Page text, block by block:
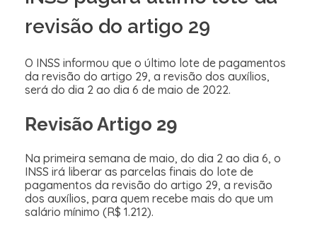
revisão do artigo 29
O INSS informou que o último lote de pagamentos
da revisão do artigo 29, a revisão dos auxílios,
será do dia 2 ao dia 6 de maio de 2022.
Revisão Artigo 29
Na primeira semana de maio, do dia 2 ao dia 6, o
INSS irá liberar as parcelas finais do lote de
pagamentos da revisão do artigo 29, a revisão
dos auxílios, para quem recebe mais do que um
salário mínimo (R$ 1.212).